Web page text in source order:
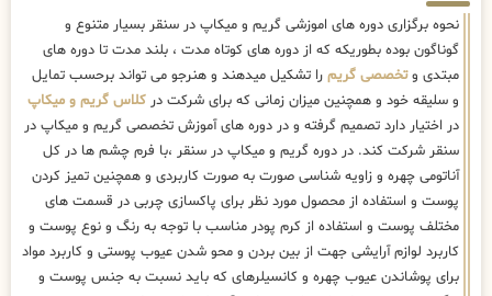
نحوه برگزاری دوره های اموزشی گریم و میکاپ در سنقر بسیار متنوع و
گوناگون بوده بطوریکه که از دوره های کوتاه مدت ، بلند مدت تا دوره های
مبتدی وتخصصی گریم را تشکیل میدهند و هنرجو می تواند برحسب تمایل
و سلیقه خود و همچنین میزان زمانی که برای شرکت در کلاس گریم و میکاپ
در اختیار دارد تصمیم گرفته و در دوره های آموزش تخصصی گریم و میکاپ در
سنقر شرکت کند. در دوره گریم و میکاپ در سنقر ،با فرم چشم ها در کل
آناتومی چهره و زاویه شناسی صورت به صورت کاربردی و همچنین تمیز کردن
پوست و استفاده از محصول مورد نظر برای پاکسازی چربی در قسمت های
مختلف پوست و استفاده از کرم پودر مناسب با توجه به رنگ و نوع پوست و
کاربرد لوازم آرایشی جهت از بین بردن و محو شدن عیوب پوستی و کاربرد مواد
برای پوشاندن عیوب چهره و کانسیلرهای که باید نسبت به جنس پوست و